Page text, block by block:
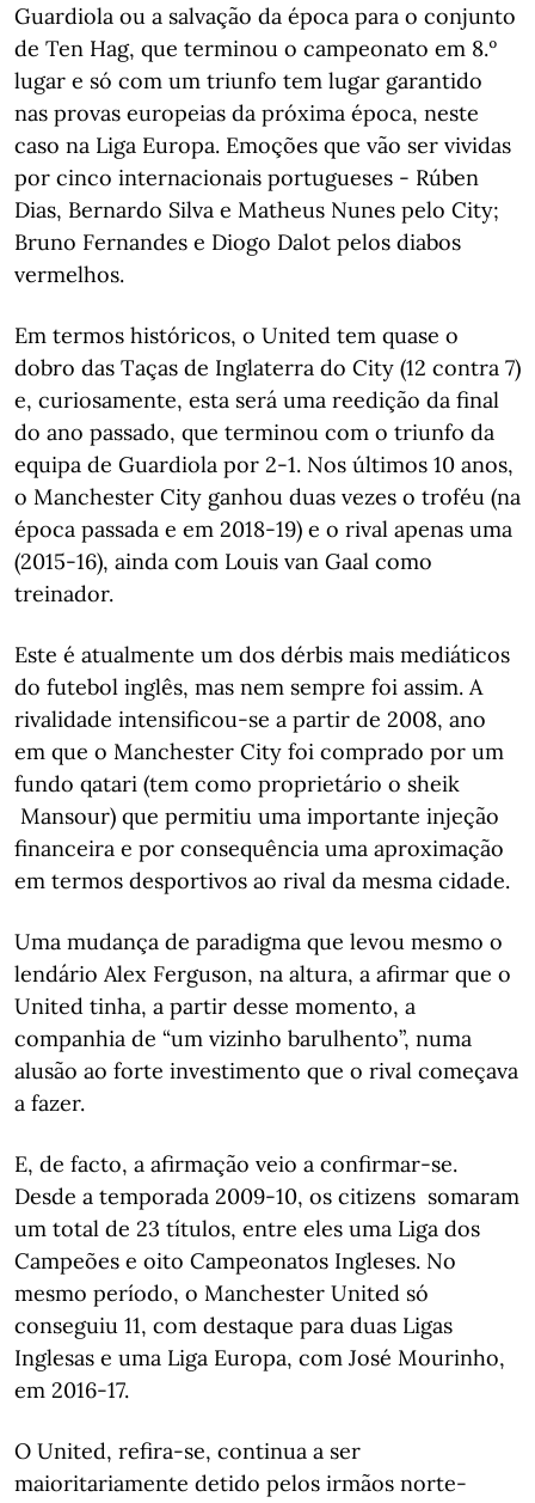
Guardiola ou a salvação da época para o conjunto
de Ten Hag, que terminou o campeonato em 8.º
lugar e só com um triunfo tem lugar garantido
nas provas europeias da próxima época, neste
caso na Liga Europa. Emoções que vão ser vividas
por cinco internacionais portugueses - Rúben
Dias, Bernardo Silva e Matheus Nunes pelo City;
Bruno Fernandes e Diogo Dalot pelos diabos
vermelhos.
Em termos históricos, o United tem quase o
dobro das Taças de Inglaterra do City (12 contra 7)
e, curiosamente, esta será uma reedição da final
do ano passado, que terminou com o triunfo da
equipa de Guardiola por 2-1. Nos últimos 10 anos,
o Manchester City ganhou duas vezes o troféu (na
época passada e em 2018-19) e o rival apenas uma
(2015-16), ainda com Louis van Gaal como
treinador.
Este é atualmente um dos dérbis mais mediáticos
do futebol inglês, mas nem sempre foi assim. A
rivalidade intensificou-se a partir de 2008, ano
em que o Manchester City foi comprado por um
fundo qatari (tem como proprietário o sheik
Mansour) que permitiu uma importante injeção
financeira e por consequência uma aproximação
em termos desportivos ao rival da mesma cidade.
Uma mudança de paradigma que levou mesmo o
lendário Alex Ferguson, na altura, a afirmar que o
United tinha, a partir desse momento, a
companhia de “um vizinho barulhento”, numa
alusão ao forte investimento que o rival começava
a fazer.
E, de facto, a afirmação veio a confirmar-se.
Desde a temporada 2009-10, os citizens somaram
um total de 23 títulos, entre eles uma Liga dos
Campeões e oito Campeonatos Ingleses. No
mesmo período, o Manchester United só
conseguiu 11, com destaque para duas Ligas
Inglesas e uma Liga Europa, com José Mourinho,
em 2016-17.
O United, refira-se, continua a ser
maioritariamente detido pelos irmãos norte-